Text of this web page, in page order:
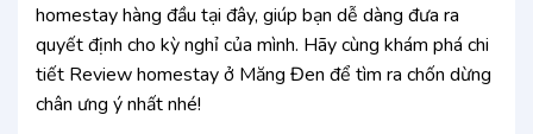
homestay hàng đầu tại đây, giúp bạn dễ dàng đưa ra
quyết định cho kỳ nghỉ của mình. Hãy cùng khám phá chi
tiết Review homestay ở Măng Đen để tìm ra chốn dừng
chân ưng ý nhất nhé!